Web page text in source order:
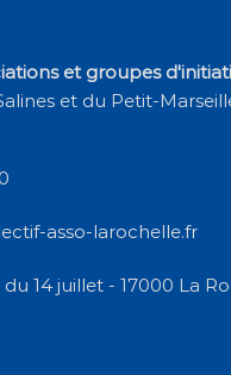
et groupes
et du Petit-
asso-larochelle.fr
14 juillet - 17000 La